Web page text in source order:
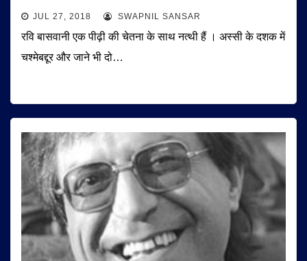
JUL 27, 2018 SWAPNIL SANSAR
रवि बासवानी एक पीढ़ी की चेतना के साथ नत्थी हैं । अस्सी के दशक में
चश्मेबद्दूर और जाने भी दो…